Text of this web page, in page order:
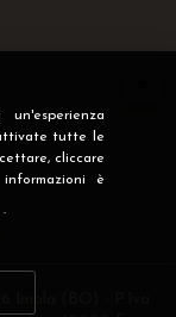
tutte le
cliccare
è
.
Imola (BO) - P.Iva